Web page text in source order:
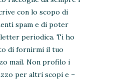
con lo scopo di
spam e di poter
periodica. Ti ho
di fornirmi il tuo
mail. Non profilo i
per altri scopi e –